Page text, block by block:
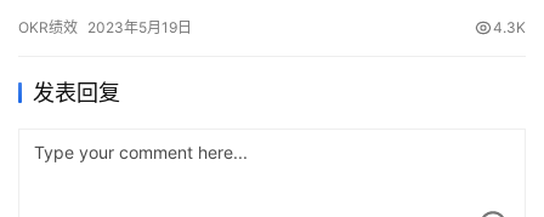
候，OKR方法就能派上用场啦！下面就来说说如何将OKR方法运用
OKR绩效 2023年5月19日 4.3K
发表回复